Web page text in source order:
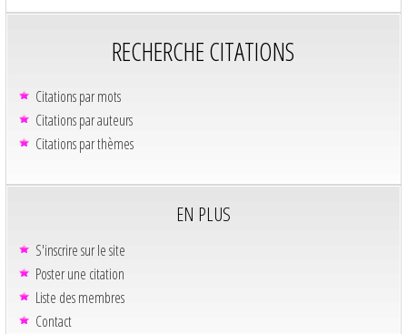
RECHERCHE CITATIONS
Citations par mots
Citations par auteurs
Citations par thèmes
EN PLUS
S'inscrire sur le site
Poster une citation
Liste des membres
Contact